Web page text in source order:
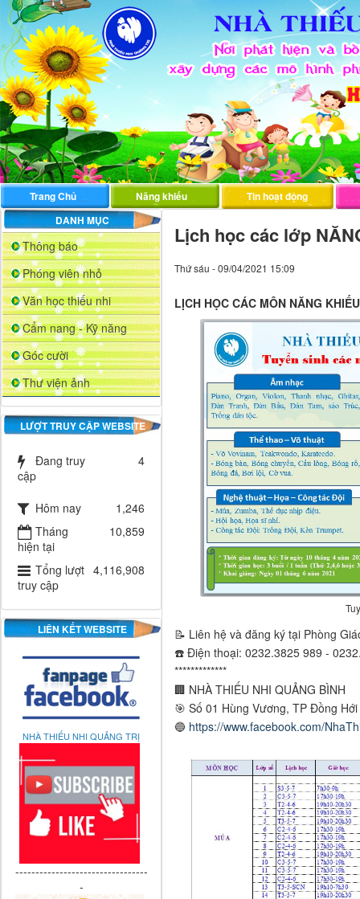
Trang Chủ Năng khiếu
Tin hoạt động
DANH MỤC
Thông báo
Phóng viên nhỏ
Văn học thiếu nhi
Cẩm nang - Kỹ năng
Góc cười
Thư viện ảnh
LƯỢT TRUY CẬP WEBSITE
Đang truy
cập
4
Hôm nay
1,246
Tháng
hiện tại
10,859
Tổng lượt
truy cập
4,116,908
LIÊN KẾT WEBSITE
NHÀ THIẾU NHI QUẢNG TRỊ
---------------------------------
-
Lịch học các lớp
Thứ sáu - 09/04/2021 15:09
LỊCH HỌC CÁC MÔN NĂNG
📝 Liên hệ và đăng ký tại Phòng
☎️ Điện thoại: 0232.3825 989 -
*************
🏢 NHÀ THIẾU NHI QUẢNG BÌNH
🎯 Số 01 Hùng Vương, TP Đồng Hới
🔵 https://www.facebook.com/